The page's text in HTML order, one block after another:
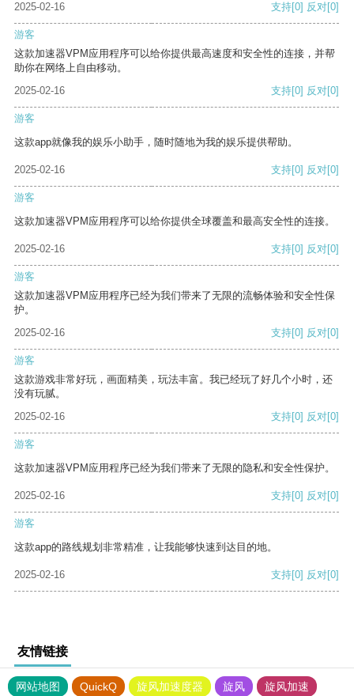
2025-02-16
支持[0] 反对[0]
游客
这款加速器VPM应用程序可以给你提供最高速度和安全性的连接，并帮
助你在网络上自由移动。
2025-02-16
支持[0] 反对[0]
游客
这款app就像我的娱乐小助手，随时随地为我的娱乐提供帮助。
2025-02-16 支持[0] 反对[0]
游客
这款加速器VPM应用程序可以给你提供全球覆盖和最高安全性的连接。
2025-02-16 支持[0] 反对[0]
游客
这款加速器VPM应用程序已经为我们带来了无限的流畅体验和安全性保
护。
2025-02-16
支持[0] 反对[0]
游客
这款游戏非常好玩，画面精美，玩法丰富。我已经玩了好几个小时，还
没有玩腻。
2025-02-16
支持[0] 反对[0]
游客
这款加速器VPM应用程序已经为我们带来了无限的隐私和安全性保护。
2025-02-16 支持[0] 反对[0]
游客
这款app的路线规划非常精准，让我能够快速到达目的地。
2025-02-16 支持[0] 反对[0]
友情链接
网站地图 QuickQ 旋风加速度器 旋风 旋风加速